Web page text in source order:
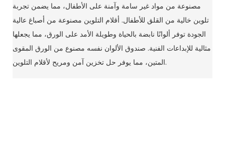
مصنوعة من مواد غير سامة وآمنة على الأطفال، مما يضمن تجربة
تلوين خالية من القلق للأطفال. أقلام التلوين مصنوعة من أصباغ عالية
الجودة توفر ألوانًا نابضة بالحياة وطويلة الأمد على الورق، مما يجعلها
مثالية للإبداعات الفنية. صندوق الألوان نفسه مصنوع من الورق المقوى
المتين، مما يوفر حل تخزين آمن ومريح لأقلام التلوين.